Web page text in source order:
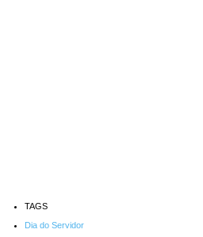
TAGS
Dia do Servidor